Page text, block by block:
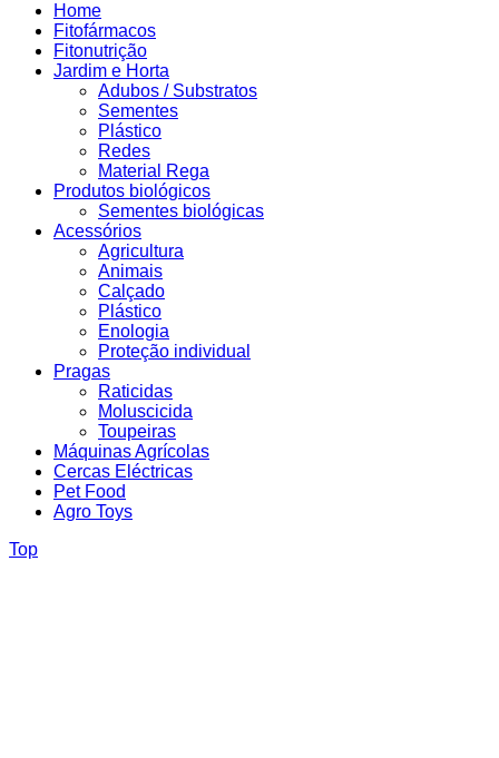
Home
Fitofármacos
Fitonutrição
Jardim e Horta
Adubos / Substratos
Sementes
Plástico
Redes
Material Rega
Produtos biológicos
Sementes biológicas
Acessórios
Agricultura
Animais
Calçado
Plástico
Enologia
Proteção individual
Pragas
Raticidas
Moluscicida
Toupeiras
Máquinas Agrícolas
Cercas Eléctricas
Pet Food
Agro Toys
Top